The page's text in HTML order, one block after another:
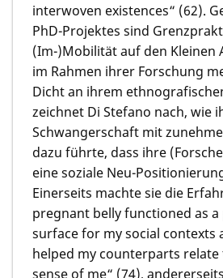
interwoven existences“ (62).
PhD-Projektes sind
(Im-)Mobilität auf den Kleinen
im Rahmen ihrer Forschung
Dicht an ihrem
zeichnet Di Stefano nach, wie
Schwangerschaft mit
dazu führte, dass ihre
eine soziale Neu-
Einerseits machte sie die
pregnant belly functioned as
surface for my social contexts
helped my counterparts
sense of me“ (74),